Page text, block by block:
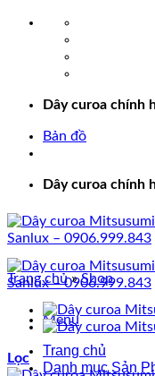
Dây curoa chính
Bản đồ
Dây curoa chính
Menu
Trang chủ
Danh mục Sản
Trang chủ » Shop
Lọc